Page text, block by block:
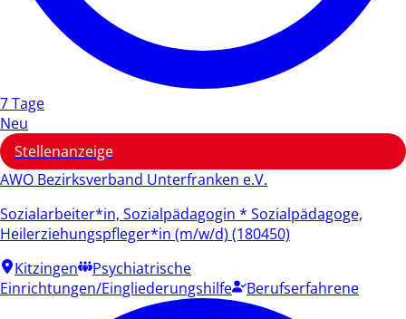
7 Tage
Neu
Stellenanzeige
AWO Bezirksverband Unterfranken e.V.
Sozialarbeiter*in, Sozialpädagogin * Sozialpädagoge,
Heilerziehungspfleger*in (m/w/d) (180450)
Kitzingen
Psychiatrische
Einrichtungen/Eingliederungshilfe
Berufserfahrene